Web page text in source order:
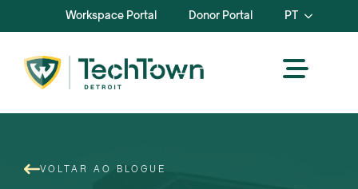
Workspace Portal Donor Portal PT
VOLTAR AO BLOGUE